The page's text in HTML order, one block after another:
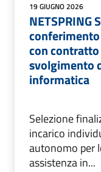
19 GIUGNO 2026
NETSPRING
con
svolgimento
informatica
Selezione
incarico
autonomo per
assistenza in...